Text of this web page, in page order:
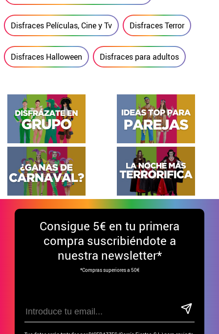
Disfraces Películas, Cine y Tv Disfraces Terror
Disfraces Halloween Disfraces para adultos
Consigue 5€ en tu primera
compra suscribiéndote a
nuestra newsletter*
*Compras superiores a 50€